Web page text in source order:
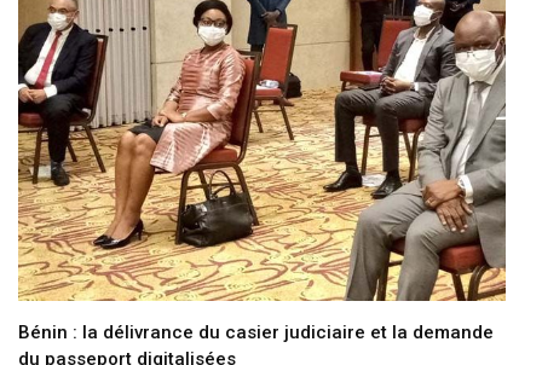
Bénin : la délivrance du casier judiciaire et la demande
du passeport digitalisées